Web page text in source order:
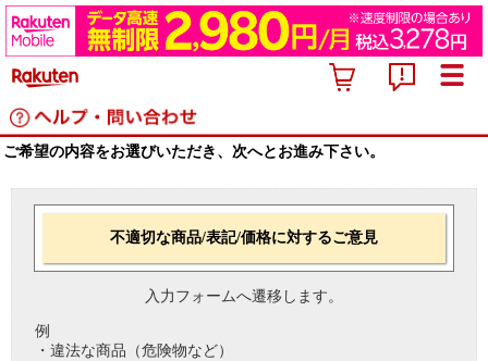
ご希望の内容をお選びいただき、次へとお進み下さい。
不適切な商品/表記/価格に対するご意見
入力フォームへ遷移します。
例
・違法な商品（危険物など）